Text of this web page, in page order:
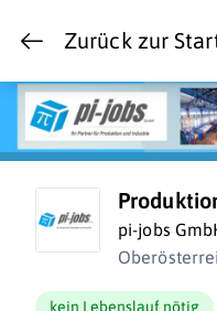
Zurück zur
pi-jobs
kein Lebenslauf nötig